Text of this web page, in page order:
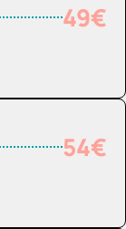
49€
54€